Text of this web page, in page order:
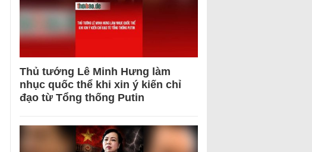
Thủ tướng Lê Minh Hưng làm
nhục quốc thể khi xin ý kiến chỉ
đạo từ Tổng thống Putin